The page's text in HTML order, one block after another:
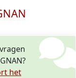
het